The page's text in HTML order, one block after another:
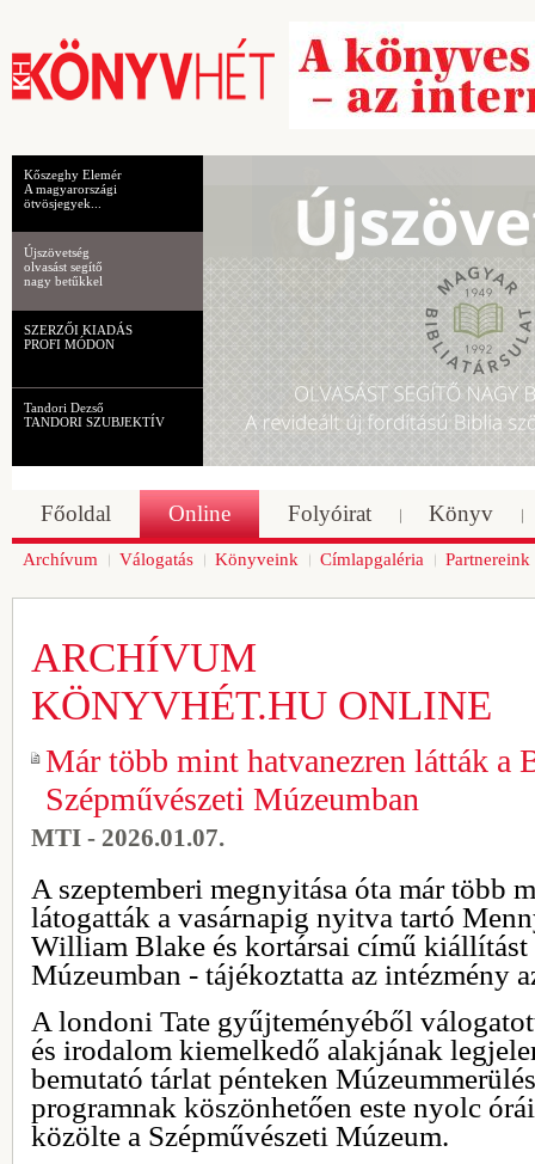
Kőszeghy Elemér
A magyarországi
ötvösjegyek...
Újszövetség
olvasást segítő
nagy betűkkel
SZERZŐI KIADÁS
PROFI MÓDON
Tandori Dezső
TANDORI SZUBJEKTÍV
Főoldal Online Folyóirat Könyv
Archívum Válogatás Könyveink Címlapgaléria Partnereink
ARCHÍVUM
KÖNYVHÉT.HU ONLINE
Már több mint hatvanezren látták a
Szépművészeti Múzeumban
MTI - 2026.01.07.
A szeptemberi megnyitása óta már több
látogatták a vasárnapig nyitva tartó
William Blake és kortársai című kiállítást
Múzeumban - tájékoztatta az intézmény
A londoni Tate gyűjteményéből
és irodalom kiemelkedő alakjának
bemutató tárlat pénteken
programnak köszönhetően este nyolc
közölte a Szépművészeti Múzeum.